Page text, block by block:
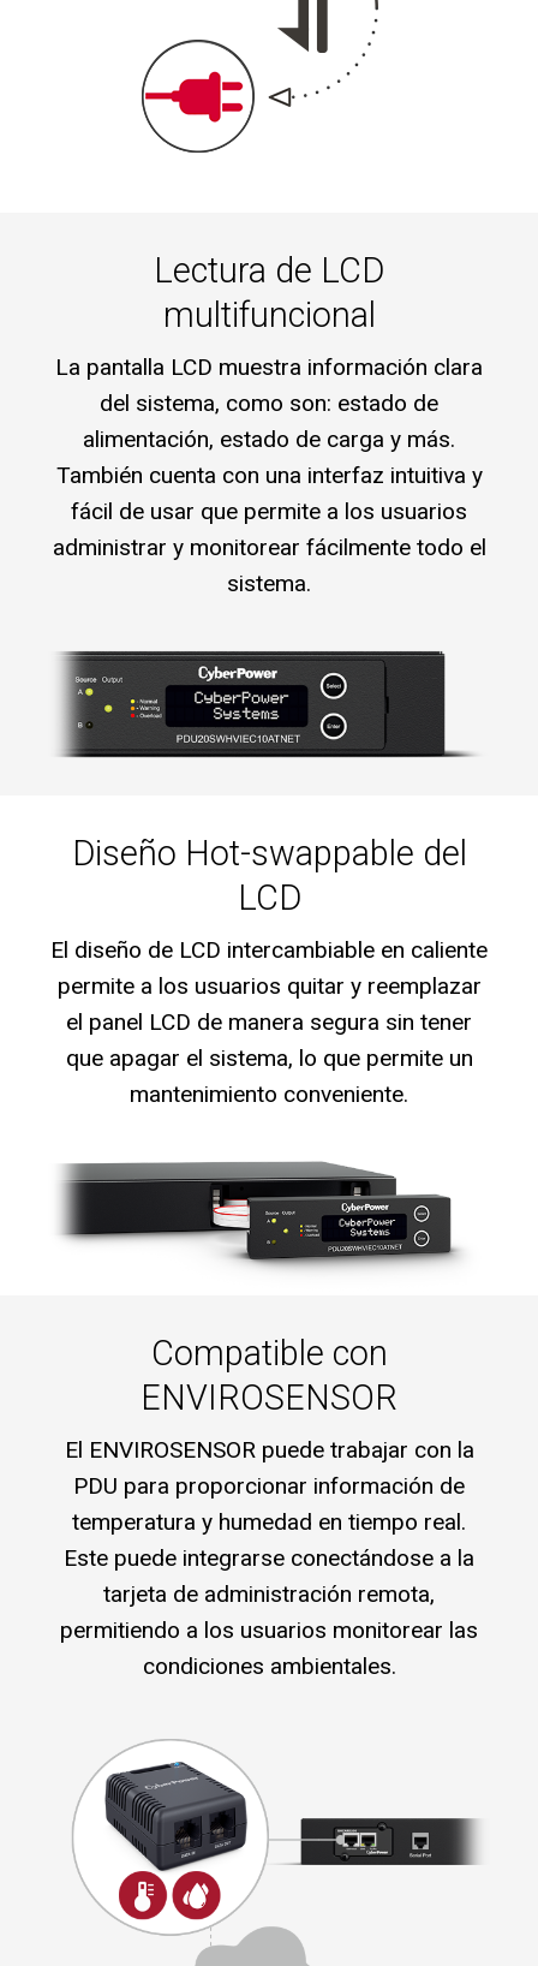
Lectura de LCD
multifuncional
La pantalla LCD muestra información clara
del sistema, como son: estado de
alimentación, estado de carga y más.
También cuenta con una interfaz intuitiva y
fácil de usar que permite a los usuarios
administrar y monitorear fácilmente todo el
sistema.
Diseño Hot-swappable del
LCD
El diseño de LCD intercambiable en caliente
permite a los usuarios quitar y reemplazar
el panel LCD de manera segura sin tener
que apagar el sistema, lo que permite un
mantenimiento conveniente.
Compatible con
ENVIROSENSOR
El ENVIROSENSOR puede trabajar con la
PDU para proporcionar información de
temperatura y humedad en tiempo real.
Este puede integrarse conectándose a la
tarjeta de administración remota,
permitiendo a los usuarios monitorear las
condiciones ambientales.